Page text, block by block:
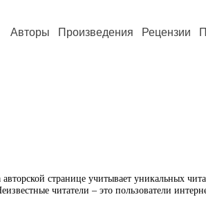
Авторы Произведения Рецензии
странице учитывает уникальных
читатели – это пользователи